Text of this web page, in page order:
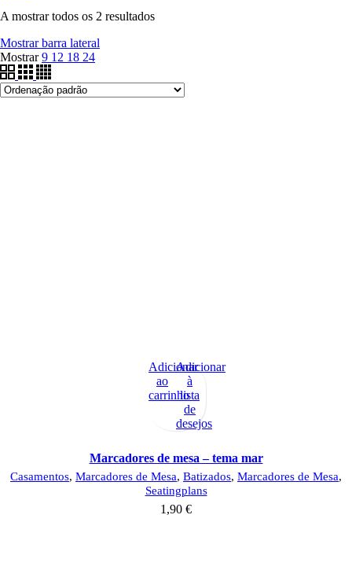
A mostrar todos os 2 resultados
Mostrar barra lateral
Mostrar9 12 18 24
Adicionar
ao
carrinho
Adicionar
à
lista
de
desejos
Marcadores de mesa – tema mar
Casamentos, Marcadores de Mesa, Batizados, Marcadores de Mesa,
Seatingplans
1,90 €